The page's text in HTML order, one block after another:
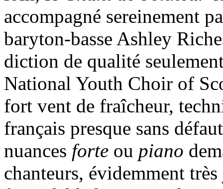
accompagné sereinement
baryton-basse Ashley
diction de qualité
National Youth Choir of
fort vent de fraîcheur,
français presque sans
nuances forte ou piano
chanteurs, évidemment